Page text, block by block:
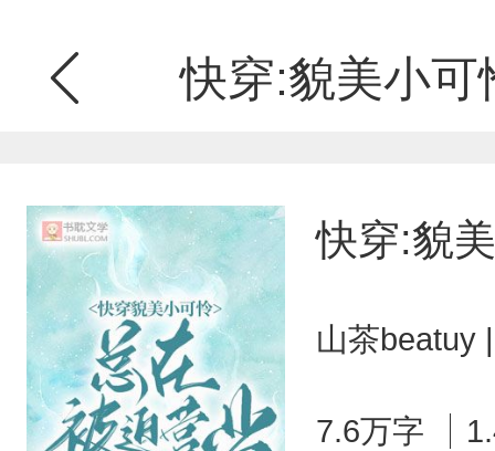
快穿:貌美小可
快穿:貌
山茶beatuy
7.6万字